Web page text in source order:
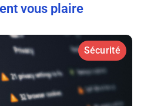
vous plaire
Sécurité